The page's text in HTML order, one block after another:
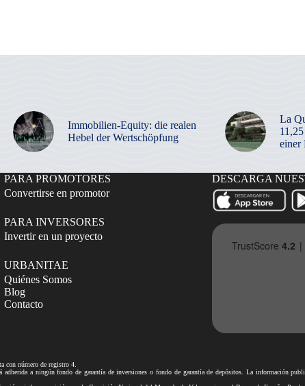
Immobilien-Equity: die realen
Hebel der Wertschöpfung
La
einer
PARA PROMOTORES
Convertirse en promotor
PARA INVERSORES
Invertir en un proyecto
URBANITAE
Quiénes Somos
Blog
Contacto
DESCARGA
con número de registro 4.
a ningún fondo de garantía de inversiones o fondo de garantía de depósitos. La información